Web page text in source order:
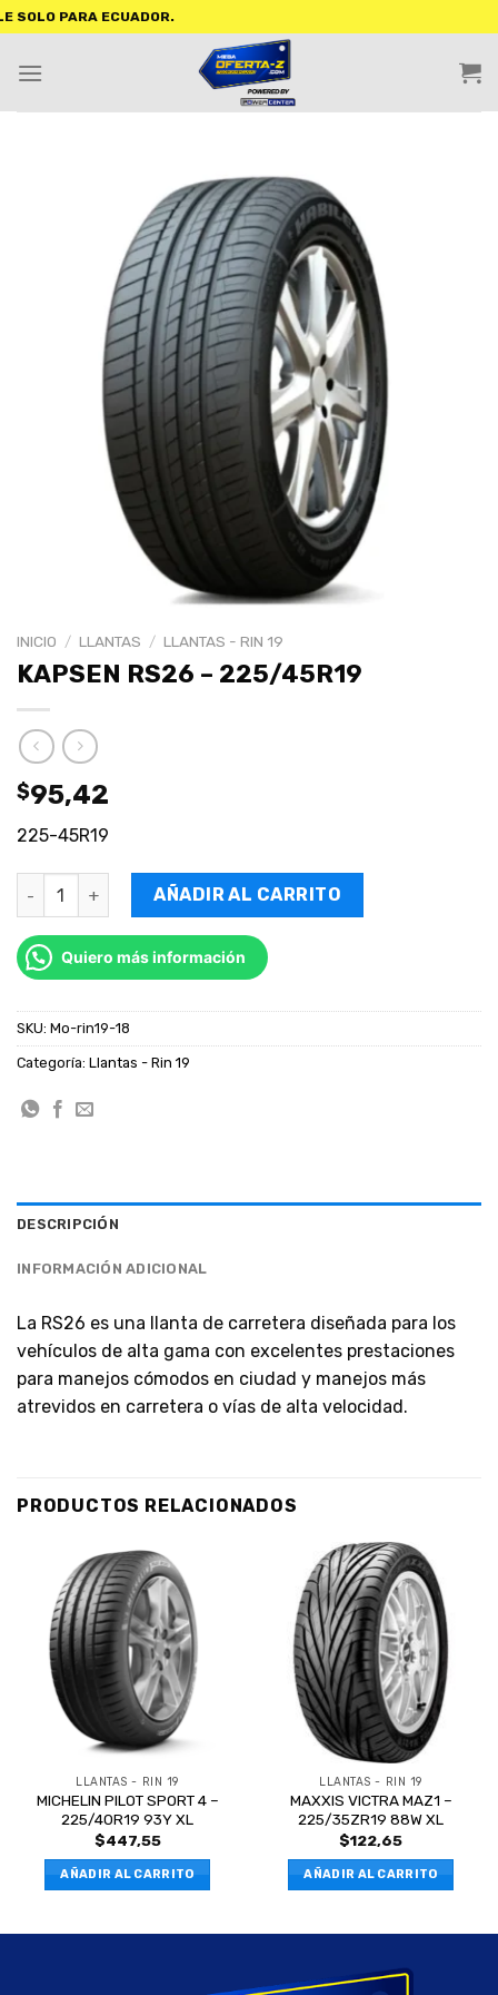
PARA ECUADOR.
INICIO / LLANTAS / LLANTAS - RIN 19
KAPSEN RS26 – 225/45R19
$95,42
225-45R19
AÑADIR AL CARRITO
Quiero más información
SKU: Mo-rin19-18
Categoría: Llantas - Rin 19
DESCRIPCIÓN
INFORMACIÓN ADICIONAL
La RS26 es una llanta de carretera diseñada para los
vehículos de alta gama con excelentes prestaciones
para manejos cómodos en ciudad y manejos más
atrevidos en carretera o vías de alta velocidad.
PRODUCTOS RELACIONADOS
LLANTAS - RIN 19
MICHELIN PILOT SPORT 4 –
225/40R19 93Y XL
$447,55
AÑADIR AL CARRITO
LLANTAS - RIN 19
MAXXIS VICTRA MAZ1 –
225/35ZR19 88W XL
$122,65
AÑADIR AL CARRITO